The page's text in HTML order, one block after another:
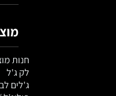
חנות
לק ג'ל
ג'לים